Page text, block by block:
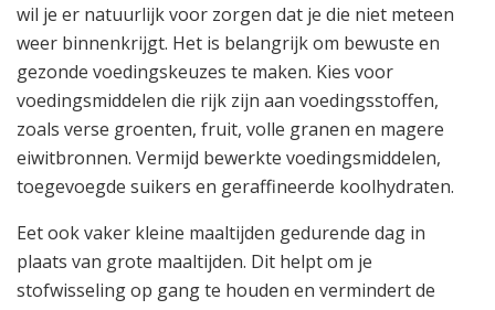
wil je er natuurlijk voor zorgen dat je die niet meteen
weer binnenkrijgt. Het is belangrijk om bewuste en
gezonde voedingskeuzes te maken. Kies voor
voedingsmiddelen die rijk zijn aan voedingsstoffen,
zoals verse groenten, fruit, volle granen en magere
eiwitbronnen. Vermijd bewerkte voedingsmiddelen,
toegevoegde suikers en geraffineerde koolhydraten.
Eet ook vaker kleine maaltijden gedurende dag in
plaats van grote maaltijden. Dit helpt om je
stofwisseling op gang te houden en vermindert de